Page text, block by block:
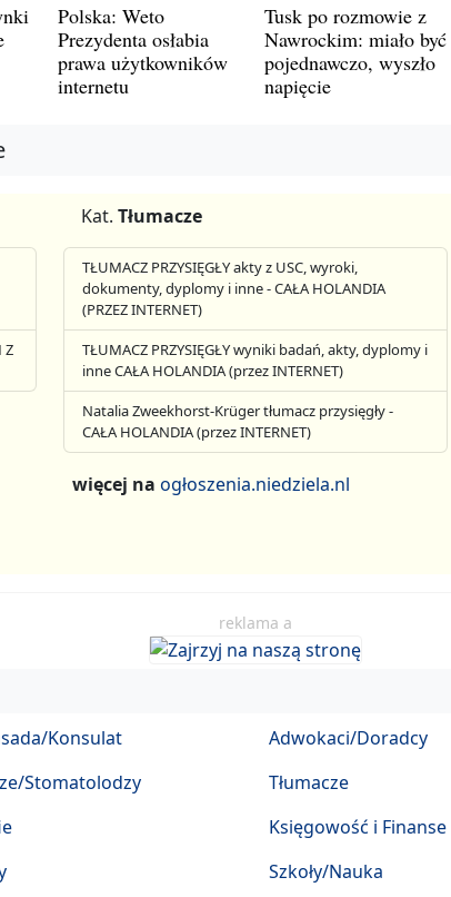
Polska: Weto
Prezydenta osłabia
prawa użytkowników
internetu
Tusk po rozmowie z
Nawrockim: miało być
pojednawczo, wyszło
napięcie
Z
Kat. Tłumacze
TŁUMACZ PRZYSIĘGŁY akty z USC, wyroki,
dokumenty, dyplomy i inne - CAŁA HOLANDIA
(PRZEZ INTERNET)
TŁUMACZ PRZYSIĘGŁY wyniki badań, akty, dyplomy i
inne CAŁA HOLANDIA (przez INTERNET)
Natalia Zweekhorst-Krüger tłumacz przysięgły -
CAŁA HOLANDIA (przez INTERNET)
więcej naogłoszenia.niedziela.nl
reklama a
Konsulat
Stomatolodzy
Adwokaci/Doradcy
Tłumacze
Księgowość i Finanse
Szkoły/Nauka